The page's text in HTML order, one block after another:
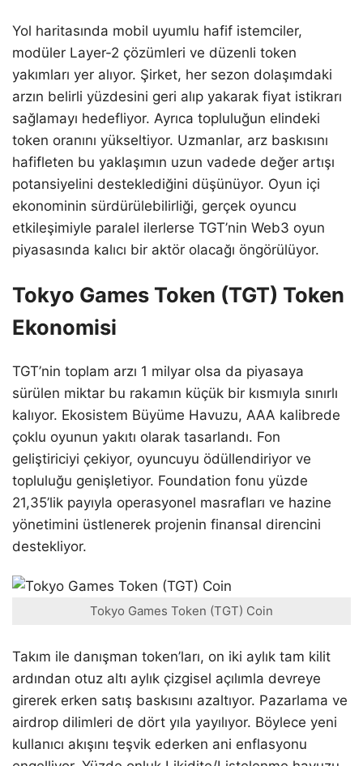
Yol haritasında mobil uyumlu hafif istemciler,
modüler Layer-2 çözümleri ve düzenli token
yakımları yer alıyor. Şirket, her sezon dolaşımdaki
arzın belirli yüzdesini geri alıp yakarak fiyat istikrarı
sağlamayı hedefliyor. Ayrıca topluluğun elindeki
token oranını yükseltiyor. Uzmanlar, arz baskısını
hafifleten bu yaklaşımın uzun vadede değer artışı
potansiyelini desteklediğini düşünüyor. Oyun içi
ekonominin sürdürülebilirliği, gerçek oyuncu
etkileşimiyle paralel ilerlerse TGT’nin Web3 oyun
piyasasında kalıcı bir aktör olacağı öngörülüyor.
Tokyo Games Token (TGT) Token
Ekonomisi
TGT’nin toplam arzı 1 milyar olsa da piyasaya
sürülen miktar bu rakamın küçük bir kısmıyla sınırlı
kalıyor. Ekosistem Büyüme Havuzu, AAA kalibrede
çoklu oyunun yakıtı olarak tasarlandı. Fon
geliştiriciyi çekiyor, oyuncuyu ödüllendiriyor ve
topluluğu genişletiyor. Foundation fonu yüzde
21,35’lik payıyla operasyonel masrafları ve hazine
yönetimini üstlenerek projenin finansal direncini
destekliyor.
Tokyo Games Token (TGT) Coin
Takım ile danışman token’ları, on iki aylık tam kilit
ardından otuz altı aylık çizgisel açılımla devreye
girerek erken satış baskısını azaltıyor. Pazarlama ve
airdrop dilimleri de dört yıla yayılıyor. Böylece yeni
kullanıcı akışını teşvik ederken ani enflasyonu